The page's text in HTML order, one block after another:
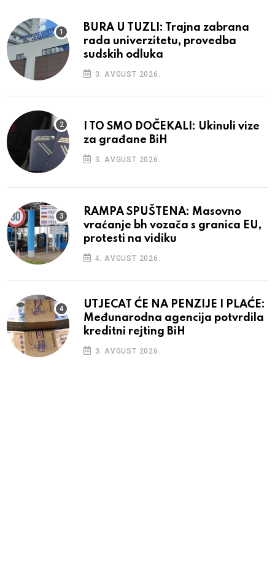
BURA U TUZLI: Trajna zabrana
rada univerzitetu, provedba
sudskih odluka
3. AVGUST 2026.
I TO SMO DOČEKALI: Ukinuli vize
za građane BiH
3. AVGUST 2026.
RAMPA SPUŠTENA: Masovno
vraćanje bh vozača s granica EU,
protesti na vidiku
4. AVGUST 2026.
UTJECAT ĆE NA PENZIJE I PLAĆE:
Međunarodna agencija potvrdila
kreditni rejting BiH
3. AVGUST 2026.